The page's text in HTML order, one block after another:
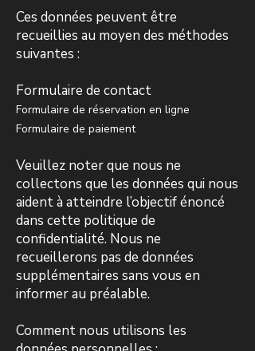
Ces données peuvent être
recueillies au moyen des méthodes
suivantes :
Formulaire de contact
Formulaire de réservation en ligne
Formulaire de paiement
Veuillez noter que nous ne
collectons que les données qui nous
aident à atteindre l’objectif énoncé
dans cette politique de
confidentialité. Nous ne
recueillerons pas de données
supplémentaires sans vous en
informer au préalable.
Comment nous utilisons les